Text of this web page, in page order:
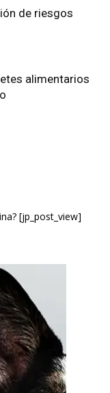
de riesgos
alimentarios
[jp_post_view]